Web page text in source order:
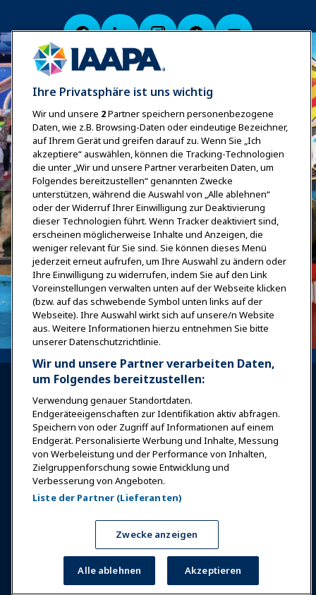
Anmelden Jetzt beitreten
Auszeichnungen Karrieren
Kontakt
Expos & Veranstaltungen
News & Funwelt
Ihre Privatsphäre ist uns wichtig
Wir und unsere 2Partner speichern personenbezogene
Daten, wie z.B. Browsing-Daten oder eindeutige Bezeichner,
auf Ihrem Gerät und greifen darauf zu. Wenn Sie „Ich
akzeptiere“ auswählen, können die Tracking-Technologien
die unter „Wir und unsere Partner verarbeiten Daten, um
Folgendes bereitzustellen“ genannten Zwecke
unterstützen, während die Auswahl von „Alle ablehnen“
oder der Widerruf Ihrer Einwilligung zur Deaktivierung
dieser Technologien führt. Wenn Tracker deaktiviert sind,
erscheinen möglicherweise Inhalte und Anzeigen, die
weniger relevant für Sie sind. Sie können dieses Menü
jederzeit erneut aufrufen, um Ihre Auswahl zu ändern oder
Ihre Einwilligung zu widerrufen, indem Sie auf den Link
Voreinstellungen verwalten unten auf der Webseite klicken
(bzw. auf das schwebende Symbol unten links auf der
Webseite). Ihre Auswahl wirkt sich auf unsere/n Website
aus. Weitere Informationen hierzu entnehmen Sie bitte
unserer Datenschutzrichtlinie.
Wir und unsere Partner verarbeiten Daten,
um Folgendes bereitzustellen:
Verwendung genauer Standortdaten.
Endgeräteeigenschaften zur Identifikation aktiv abfragen.
Speichern von oder Zugriff auf Informationen auf einem
Endgerät. Personalisierte Werbung und Inhalte, Messung
von Werbeleistung und der Performance von Inhalten,
Zielgruppenforschung sowie Entwicklung und
Verbesserung von Angeboten.
Liste der Partner (Lieferanten)
Zwecke anzeigen
Alle ablehnen Akzeptieren